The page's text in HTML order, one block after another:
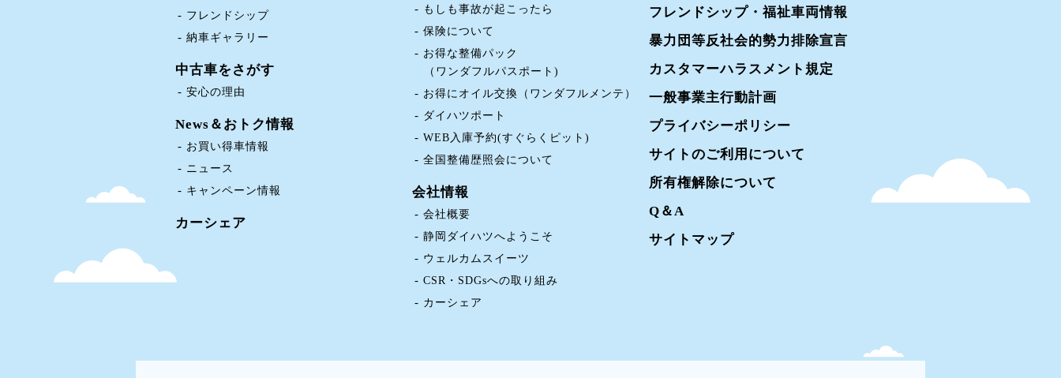
フレンドシップ
納車ギャラリー
中古車をさがす
安心の理由
News＆おトク情報
お買い得車情報
ニュース
キャンペーン情報
カーシェア
もしも事故が起こったら
保険について
お得な整備パック
（ワンダフルパスポート)
お得にオイル交換（ワンダフルメンテ）
ダイハツポート
WEB入庫予約(すぐらくピット)
全国整備歴照会について
会社情報
会社概要
静岡ダイハツへようこそ
ウェルカムスイーツ
CSR・SDGsへの取り組み
カーシェア
フレンドシップ・福祉車両情報
暴力団等反社会的勢力排除宣言
カスタマーハラスメント規定
一般事業主行動計画
プライバシーポリシー
サイトのご利用について
所有権解除について
Q＆A
サイトマップ